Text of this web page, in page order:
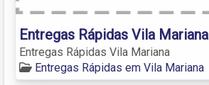
Entregas Rápidas Vila Mariana
Entregas Rápidas Vila Mariana
Entregas Rápidas em Vila Mariana